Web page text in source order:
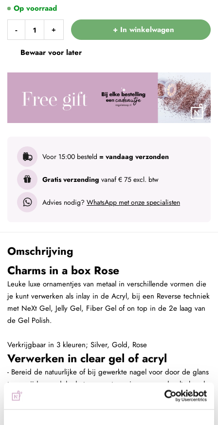
- + + In winkelwagen
Bewaar voor later
Voor 15:00 besteld = vandaag verzonden
Gratis verzending vanaf € 75 excl. btw
Advies nodig? WhatsApp met onze specialisten
Op voorraad
Omschrijving
Charms in a box Rose
Leuke luxe ornamentjes van metaal in verschillende vormen die
je kunt verwerken als inlay in de Acryl, bij een Reverse techniek
met NeXt Gel, Jelly Gel, Fiber Gel of on top in de 2e laag van
de Gel Polish.
Verkrijgbaar in 3 kleuren; Silver, Gold, Rose
Verwerken in clear gel of acryl
- Bereid de natuurlijke of bij gewerkte nagel voor door de glans
te verwijderen, dehydrateren met magic prep en de ultrabond
aan te brengen